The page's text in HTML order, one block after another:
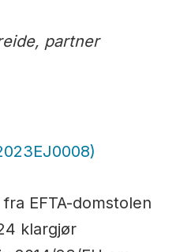
partner
EFTA-domstolen
klargjør